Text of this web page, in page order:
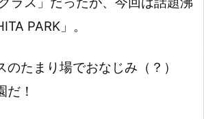
PARK」。
たまり場でおなじみ（？）
だ！